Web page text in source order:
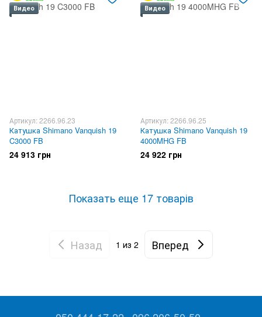
Видео
Артикул: 2266.96.23
Катушка Shimano Vanquish 19
C3000 FB
24 913 грн
Видео
Артикул: 2266.96.25
Катушка Shimano Vanquish 19
4000MHG FB
24 922 грн
Показать еще 17 товарів
Назад 1 из 2 Вперед